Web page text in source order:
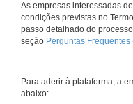
As empresas interessadas
condições previstas no
passo detalhado do
seção Perguntas Frequentes
Para aderir à plataforma, a
abaixo: